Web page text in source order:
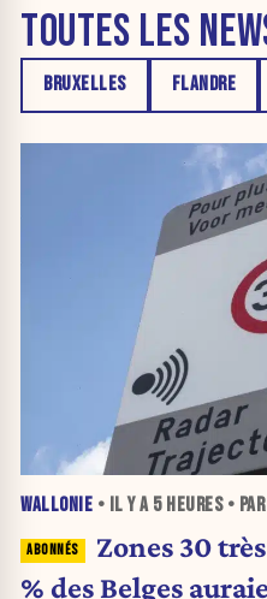
TOUTES LES
BRUXELLES FLANDRE
WALLONIE • IL Y A 5 HEURES•
Zones 30
% des Belges